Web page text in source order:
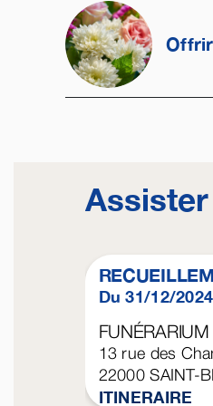
Du 31/12/
13 rue des
22000SAINT-
ITINERAIRE